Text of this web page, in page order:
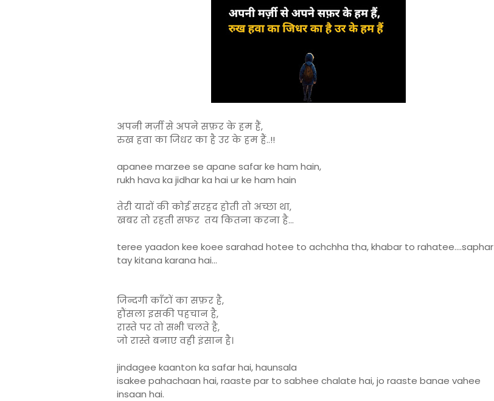
अपनी मर्ज़ी से अपने सफ़र के हम हैं,
रुख हवा का जिधर का है उर के हम हैं..!!
apanee marzee se apane safar ke ham hain,
rukh hava ka jidhar ka hai ur ke ham hain
तेरी यादों की कोई सरहद होती तो अच्छा था,
खबर तो रहती सफर तय कितना करना है…
teree yaadon kee koee sarahad hotee to achchha tha, khabar to rahatee….saphar
tay kitana karana hai…
जिन्दगी काँटों का सफ़र है,
हौंसला इसकी पहचान है,
रास्ते पर तो सभी चलते है,
जो रास्ते बनाए वही इंसान है।
jindagee kaanton ka safar hai, haunsala
isakee pahachaan hai, raaste par to sabhee chalate hai, jo raaste banae vahee
insaan hai.